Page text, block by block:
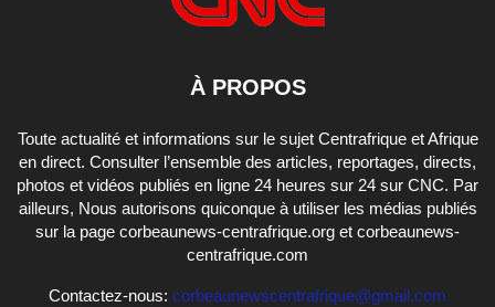
À PROPOS
Toute actualité et informations sur le sujet Centrafrique et Afrique
en direct. Consulter l’ensemble des articles, reportages, directs,
photos et vidéos publiés en ligne 24 heures sur 24 sur CNC. Par
ailleurs, Nous autorisons quiconque à utiliser les médias publiés
sur la page corbeaunews-centrafrique.org et corbeaunews-
centrafrique.com
Contactez-nous: corbeaunewscentrafrique@gmail.com